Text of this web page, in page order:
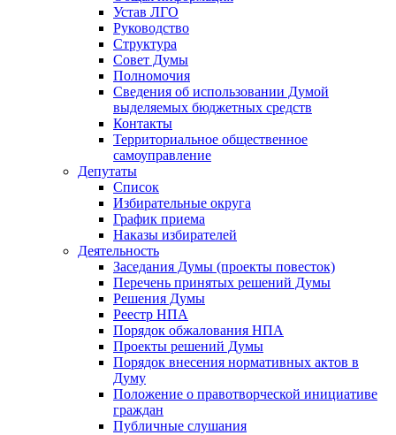
Устав ЛГО
Руководство
Структура
Совет Думы
Полномочия
Сведения об использовании Думой
выделяемых бюджетных средств
Контакты
Территориальное общественное
самоуправление
Депутаты
Список
Избирательные округа
График приема
Наказы избирателей
Деятельность
Заседания Думы (проекты повесток)
Перечень принятых решений Думы
Решения Думы
Реестр НПА
Порядок обжалования НПА
Проекты решений Думы
Порядок внесения нормативных актов в
Думу
Положение о правотворческой инициативе
граждан
Публичные слушания